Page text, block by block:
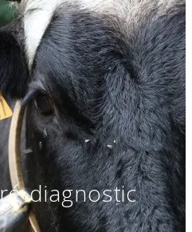
diagnostic